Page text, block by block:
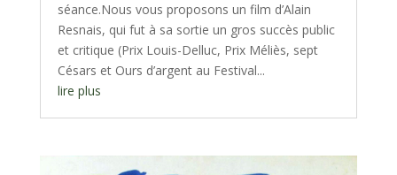
séance.Nous vous proposons un film d’Alain
Resnais, qui fut à sa sortie un gros succès public
et critique (Prix Louis-Delluc, Prix Méliès, sept
Césars et Ours d’argent au Festival...
lire plus